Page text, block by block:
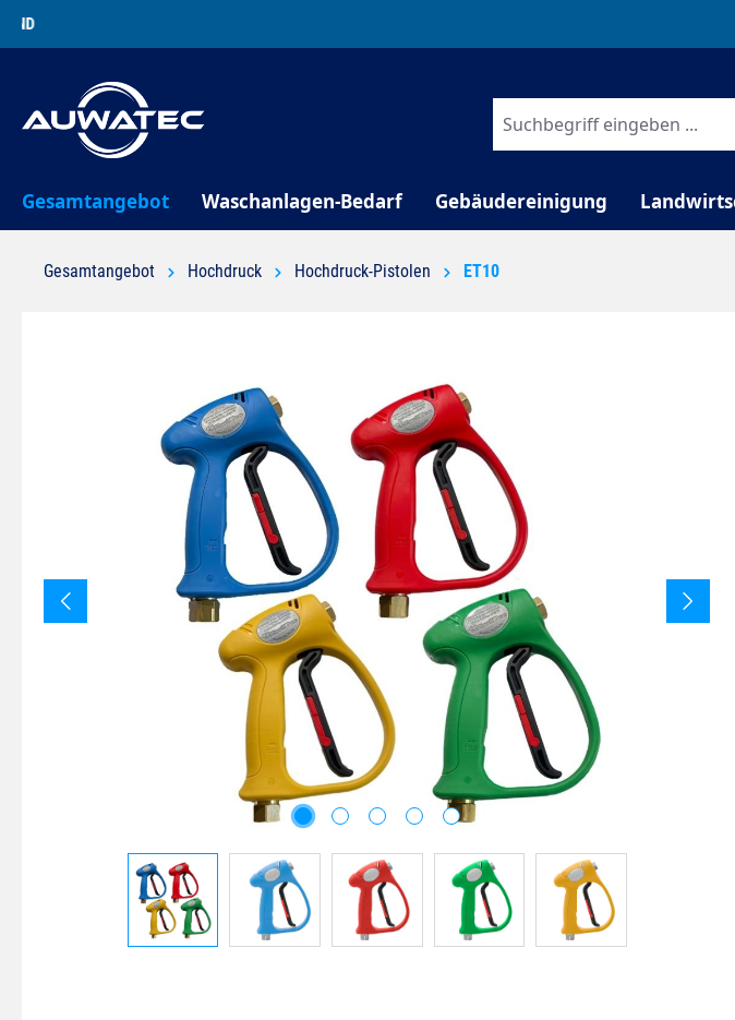
Gesamtangebot Waschanlagen-Bedarf Gebäudereinigung
Gesamtangebot Hochdruck Hochdruck-Pistolen ET10